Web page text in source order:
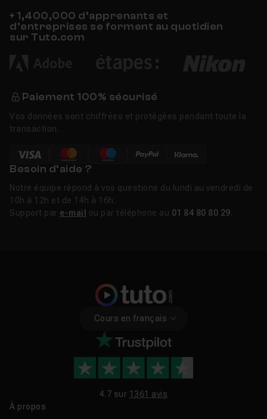
+ 1,400,000 d’apprenants et
d’entreprises se forment au quotidien
sur Tuto.com
Paiement 100% sécurisé
Vos données sont chiffrées et protégées pendant toute la
transaction.
Besoin d’aide ?
Notre équipe répond à vos questions du lundi au vendredi de
10h à 12h et de 14h à 16h.
Support par e-mail ou par téléphone au 01 84 80 80 29
Cours en français
4.7 sur 1361 avis
À propos